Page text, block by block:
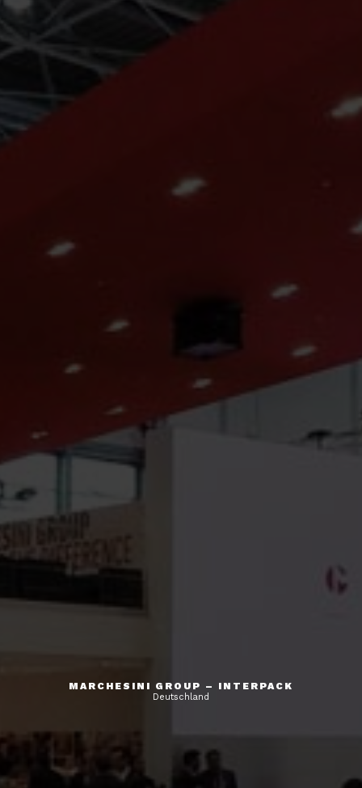
MARCHESINI GROUP – INTERPACK
Deutschland